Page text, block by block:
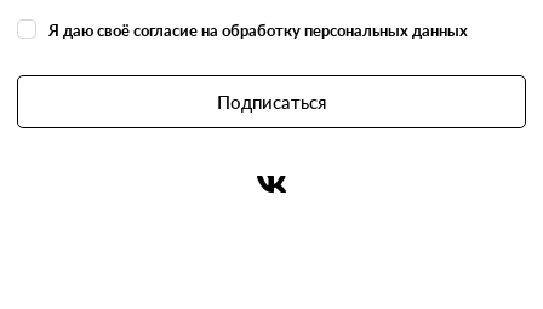
Я даю своё согласие на обработку персональных данных
Подписаться